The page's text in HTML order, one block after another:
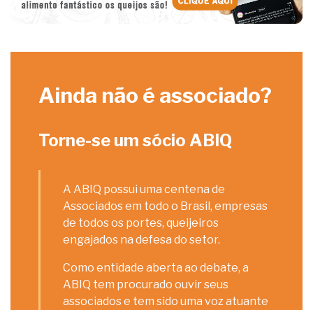
Ainda não é associado?
Torne-se um sócio ABIQ
A ABIQ possui uma centena de
Associados em todo o Brasil, empresas
de todos os portes, queijeiros
engajados na defesa do setor.
Como entidade aberta ao debate, a
ABIQ tem procurado ouvir seus
associados e tem sido uma voz atuante